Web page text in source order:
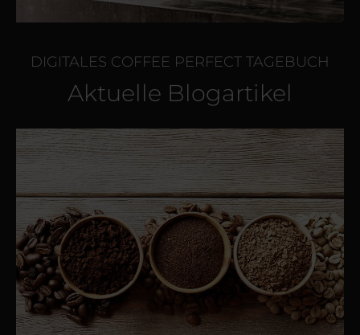
DIGITALES COFFEE PERFECT TAGEBUCH
Aktuelle Blogartikel